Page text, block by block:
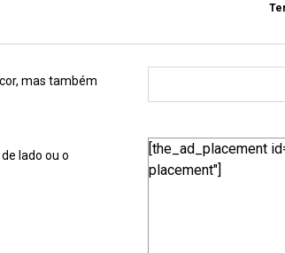
mas também
lado ou o
[the_ad_placement
placement"]